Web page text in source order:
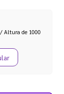
Altura de 1000